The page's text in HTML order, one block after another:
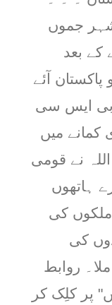
جموں
کے بعد
آئے
بی ایس سی
کمانے میں
نے قومی
ہاتھوں
ملکوں کی
کی
روابط
پر کلِک کر